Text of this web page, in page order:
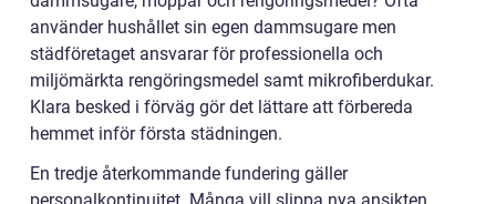
använder hushållet sin egen dammsugare men
städföretaget ansvarar för professionella och
miljömärkta rengöringsmedel samt mikrofiberdukar.
Klara besked i förväg gör det lättare att förbereda
hemmet inför första städningen.
En tredje återkommande fundering gäller